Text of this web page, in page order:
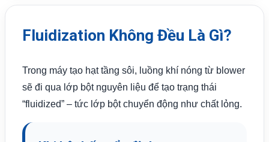
Fluidization Không Đều Là Gì?
Trong máy tạo hạt tầng sôi, luồng khí nóng từ blower
sẽ đi qua lớp bột nguyên liệu để tạo trạng thái
“fluidized” – tức lớp bột chuyển động như chất lỏng.